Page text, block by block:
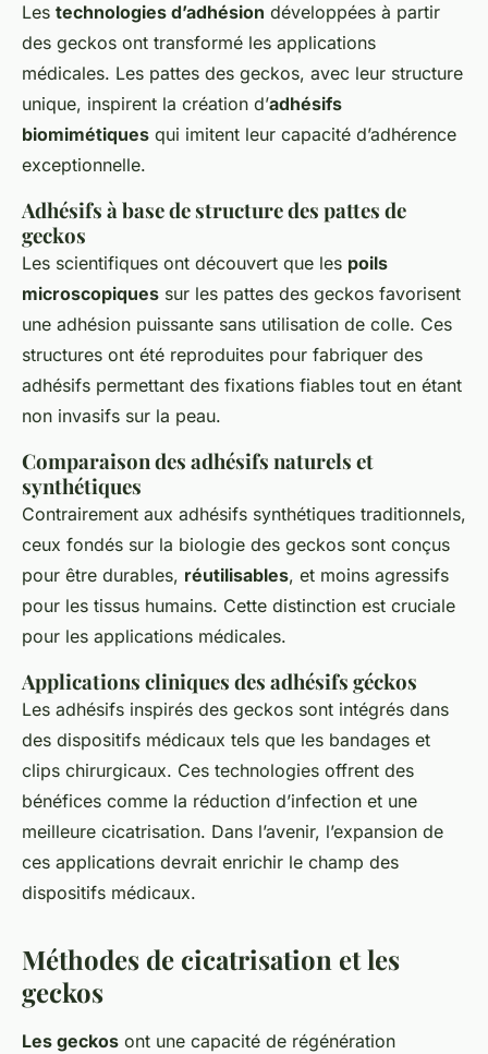
Les technologies d’adhésion développées à partir
des geckos ont transformé les applications
médicales. Les pattes des geckos, avec leur structure
unique, inspirent la création d’adhésifs
biomimétiques qui imitent leur capacité d’adhérence
exceptionnelle.
Adhésifs à base de structure des pattes de
geckos
Les scientifiques ont découvert que les poils
microscopiques sur les pattes des geckos favorisent
une adhésion puissante sans utilisation de colle. Ces
structures ont été reproduites pour fabriquer des
adhésifs permettant des fixations fiables tout en étant
non invasifs sur la peau.
Comparaison des adhésifs naturels et
synthétiques
Contrairement aux adhésifs synthétiques traditionnels,
ceux fondés sur la biologie des geckos sont conçus
pour être durables, réutilisables, et moins agressifs
pour les tissus humains. Cette distinction est cruciale
pour les applications médicales.
Applications cliniques des adhésifs géckos
Les adhésifs inspirés des geckos sont intégrés dans
des dispositifs médicaux tels que les bandages et
clips chirurgicaux. Ces technologies offrent des
bénéfices comme la réduction d’infection et une
meilleure cicatrisation. Dans l’avenir, l’expansion de
ces applications devrait enrichir le champ des
dispositifs médicaux.
Méthodes de cicatrisation et les
geckos
Les geckos ont une capacité de régénération